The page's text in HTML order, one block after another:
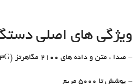
ویژگی های اصلی
- صدا ، متن و داده های 2100 مگاهرتز (3G) را افزایش می دهد
- پوشش تا 5000 مربع